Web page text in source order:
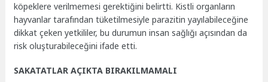
köpeklere verilmemesi gerektiğini belirtti. Kistli organların
hayvanlar tarafından tüketilmesiyle parazitin yayılabileceğine
dikkat çeken yetkililer, bu durumun insan sağlığı açısından da
risk oluşturabileceğini ifade etti.
SAKATATLAR AÇIKTA BIRAKILMAMALI